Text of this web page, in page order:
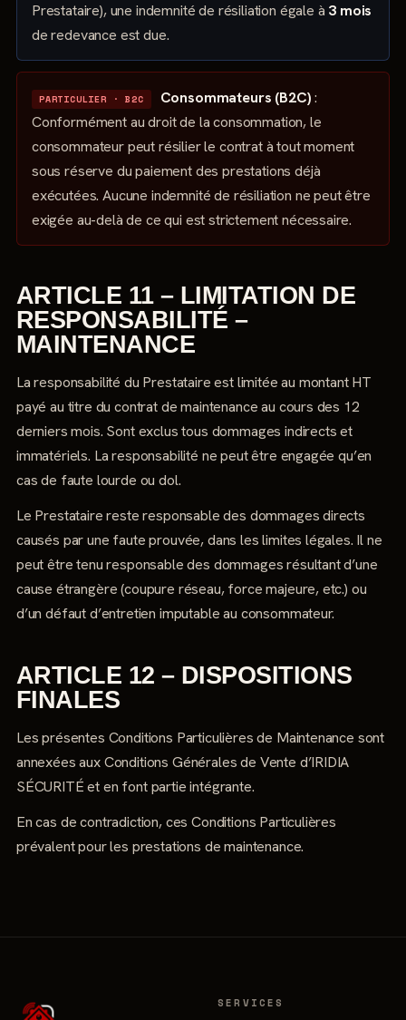
Prestataire), une indemnité de résiliation égale à 3 mois
de redevance est due.
PARTICULIER · B2C Consommateurs (B2C):
Conformément au droit de la consommation, le
consommateur peut résilier le contrat à tout moment
sous réserve du paiement des prestations déjà
exécutées. Aucune indemnité de résiliation ne peut être
exigée au-delà de ce qui est strictement nécessaire.
ARTICLE 11 – LIMITATION DE
RESPONSABILITÉ –
MAINTENANCE
La responsabilité du Prestataire est limitée au montant HT
payé au titre du contrat de maintenance au cours des 12
derniers mois. Sont exclus tous dommages indirects et
immatériels. La responsabilité ne peut être engagée qu’en
cas de faute lourde ou dol.
Le Prestataire reste responsable des dommages directs
causés par une faute prouvée, dans les limites légales. Il ne
peut être tenu responsable des dommages résultant d’une
cause étrangère (coupure réseau, force majeure, etc.) ou
d’un défaut d’entretien imputable au consommateur.
ARTICLE 12 – DISPOSITIONS
FINALES
Les présentes Conditions Particulières de Maintenance sont
annexées aux Conditions Générales de Vente d’IRIDIA
SÉCURITÉ et en font partie intégrante.
En cas de contradiction, ces Conditions Particulières
prévalent pour les prestations de maintenance.
SERVICES